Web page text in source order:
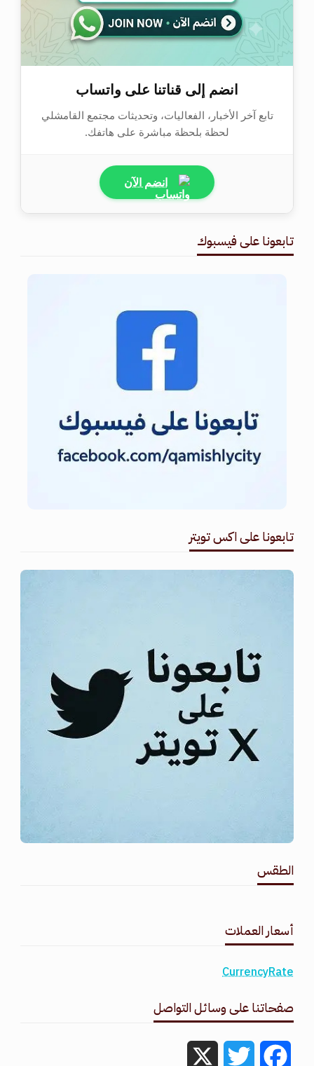
انضم إلى قناتنا على واتساب
تابع آخر الأخبار، الفعاليات، وتحديثات مجتمع القامشلي
لحظة بلحظة مباشرة على هاتفك.
انضم الآن
تابعونا على فيسبوك
تابعونا على اكس تويتر
الطقس
أسعار العملات
CurrencyRate
صفحاتنا على وسائل التواصل
Facebook
Twitter